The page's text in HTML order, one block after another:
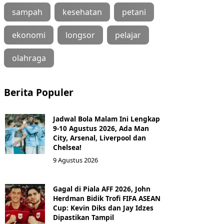
sampah kesehatan petani
ekonomi longsor pelajar
olahraga
Berita Populer
Jadwal Bola Malam Ini Lengkap
9-10 Agustus 2026, Ada Man
City, Arsenal, Liverpool dan
Chelsea!
9 Agustus 2026
Gagal di Piala AFF 2026, John
Herdman Bidik Trofi FIFA ASEAN
Cup: Kevin Diks dan Jay Idzes
Dipastikan Tampil